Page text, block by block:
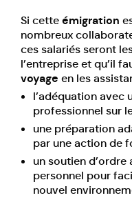
Si cetteémigration
nombreux
ces salariés seront
l’entreprise et qu’il
voyage en les
l’adéquation
professionnel sur
une préparation
par une action de
un soutien
personnel pour
nouvel